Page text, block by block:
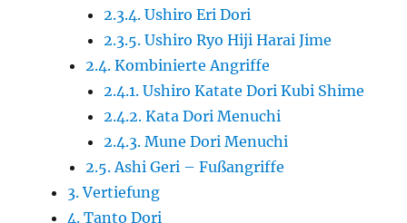
2.3.4. Ushiro Eri Dori
2.3.5. Ushiro Ryo Hiji Harai Jime
2.4. Kombinierte Angriffe
2.4.1. Ushiro Katate Dori Kubi Shime
2.4.2. Kata Dori Menuchi
2.4.3. Mune Dori Menuchi
2.5. Ashi Geri – Fußangriffe
3. Vertiefung
4. Tanto Dori